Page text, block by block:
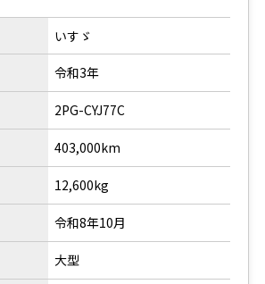
いすゞ
令和3年
2PG-CYJ77C
403,000km
12,600kg
令和8年10月
大型